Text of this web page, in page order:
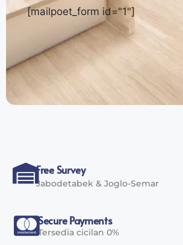
[mailpoet_form id="1"]
Free Survey
Jabodetabek & Joglo-Semar
Secure Payments
Tersedia cicilan 0%